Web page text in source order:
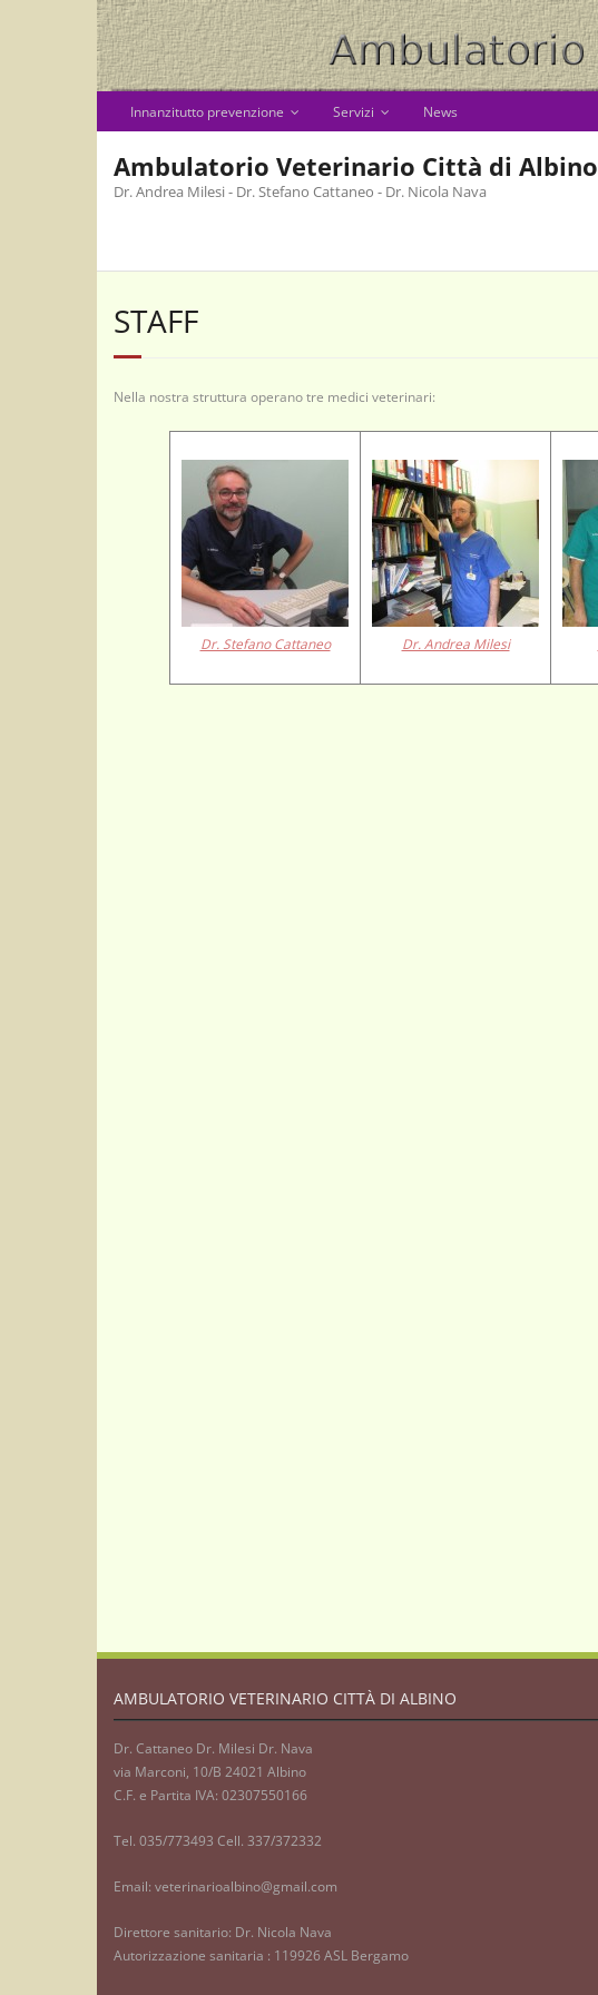
Skip
to
content
Innanzitutto prevenzione Servizi News
Ambulatorio Veterinario Città di Albino
Dr. Andrea Milesi - Dr. Stefano Cattaneo - Dr. Nicola Nava
STAFF
Nella nostra struttura operano tre medici veterinari:
Dr. Stefano Cattaneo Dr. Andrea Milesi
AMBULATORIO VETERINARIO CITTÀ DI ALBINO
Dr. Cattaneo Dr. Milesi Dr. Nava
via Marconi, 10/B 24021 Albino
C.F. e Partita IVA: 02307550166
Tel. 035/773493 Cell. 337/372332
Email: veterinarioalbino@gmail.com
Direttore sanitario: Dr. Nicola Nava
Autorizzazione sanitaria : 119926 ASL Bergamo